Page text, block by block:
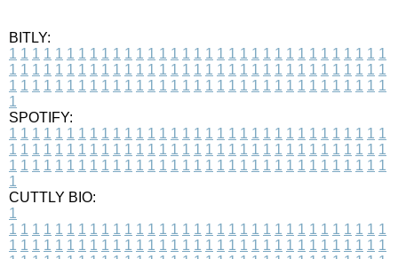
BITLY:
1 1 1 1 1 1 1 1 1 1 1 1 1 1 1 1 1 1 1 1 1 1 1 1 1 1 1 1 1 1 1 1 1
1 1 1 1 1 1 1 1 1 1 1 1 1 1 1 1 1 1 1 1 1 1 1 1 1 1 1 1 1 1 1 1 1
1 1 1 1 1 1 1 1 1 1 1 1 1 1 1 1 1 1 1 1 1 1 1 1 1 1 1 1 1 1 1 1 1
1
SPOTIFY:
1 1 1 1 1 1 1 1 1 1 1 1 1 1 1 1 1 1 1 1 1 1 1 1 1 1 1 1 1 1 1 1 1
1 1 1 1 1 1 1 1 1 1 1 1 1 1 1 1 1 1 1 1 1 1 1 1 1 1 1 1 1 1 1 1 1
1 1 1 1 1 1 1 1 1 1 1 1 1 1 1 1 1 1 1 1 1 1 1 1 1 1 1 1 1 1 1 1 1
1
CUTTLY BIO:
1
1 1 1 1 1 1 1 1 1 1 1 1 1 1 1 1 1 1 1 1 1 1 1 1 1 1 1 1 1 1 1 1 1
1 1 1 1 1 1 1 1 1 1 1 1 1 1 1 1 1 1 1 1 1 1 1 1 1 1 1 1 1 1 1 1 1